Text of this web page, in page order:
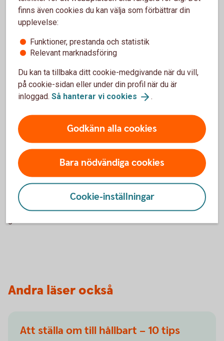
Vilket stöd som är relevant beror på företagets
använda alla modeller. Börja med det som hjälper er att
strukturera och följa upp de frågor som är viktigast för
företaget.
Gör mätningen till en del av
verksamheten
Hållbarhetsmätning behöver inte vara ett separat projekt.
När ni följer upp relevanta mål regelbundet blir
hållbarhetsarbetet en naturligare del av företagets
planering och utveckling.
Börja med några få områden, följ utvecklingen och bygg
vidare efter hand. Då blir det lättare att se vad som faktiskt
Andra läser också
Att ställa om till hållbart – 10 tips
finns även cookies du kan välja som förbättrar din
upplevelse:
Funktioner, prestanda och statistik
Relevant marknadsföring
Du kan ta tillbaka ditt cookie-medgivande när du vill,
på cookie-sidan eller under din profil när du är
inloggad. Så hanterar vi cookies .
Godkänn alla cookies
Bara nödvändiga cookies
Cookie-inställningar